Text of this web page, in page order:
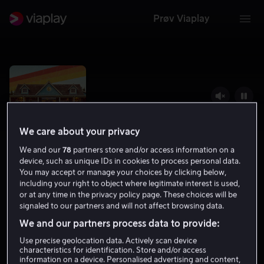
Prøv Viaplay
Moonshine
6.3 Drama Komedie 2023 15 år
We care about your privacy
We and our78 partners store and/or access information on a
device, such as unique IDs in cookies to process personal data.
You may accept or manage your choices by clicking below,
including your right to object where legitimate interest is used,
or at any time in the privacy policy page. These choices will be
signaled to our partners and will not affect browsing data.
We and our partners process data to provide:
Use precise geolocation data. Actively scan device
characteristics for identification. Store and/or access
information on a device. Personalised advertising and content,